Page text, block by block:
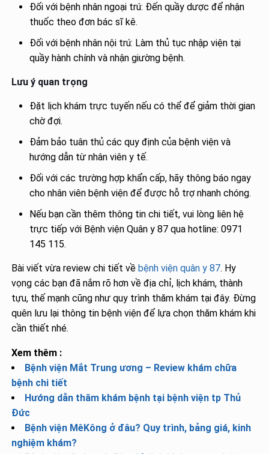
Đối với bệnh nhân ngoại trú: Đến quầy dược để nhận
thuốc theo đơn bác sĩ kê.
Đối với bệnh nhân nội trú: Làm thủ tục nhập viện tại
quầy hành chính và nhận giường bệnh.
Lưu ý quan trọng
Đặt lịch khám trực tuyến nếu có thể để giảm thời gian
chờ đợi.
Đảm bảo tuân thủ các quy định của bệnh viện và
hướng dẫn từ nhân viên y tế.
Đối với các trường hợp khẩn cấp, hãy thông báo ngay
cho nhân viên bệnh viện để được hỗ trợ nhanh chóng.
Nếu bạn cần thêm thông tin chi tiết, vui lòng liên hệ
trực tiếp với Bệnh viện Quân y 87 qua hotline: 0971
145 115.
Bài viết vừa review chi tiết vềbệnh viện quân y 87. Hy
vọng các bạn đã nắm rõ hơn về địa chỉ, lịch khám, thành
tựu, thế mạnh cũng như quy trình thăm khám tại đây. Đừng
quên lưu lại thông tin bệnh viện để lựa chọn thăm khám khi
cần thiết nhé.
Xem thêm :
Bệnh viện Mắt Trung ương – Review khám chữa
bệnh chi tiết
Hướng dẫn thăm khám bệnh tại bệnh viện tp Thủ
Đức
Bệnh viện MêKông ở đâu? Quy trình, bảng giá, kinh
nghiệm khám?